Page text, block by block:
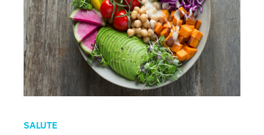
SALUTE